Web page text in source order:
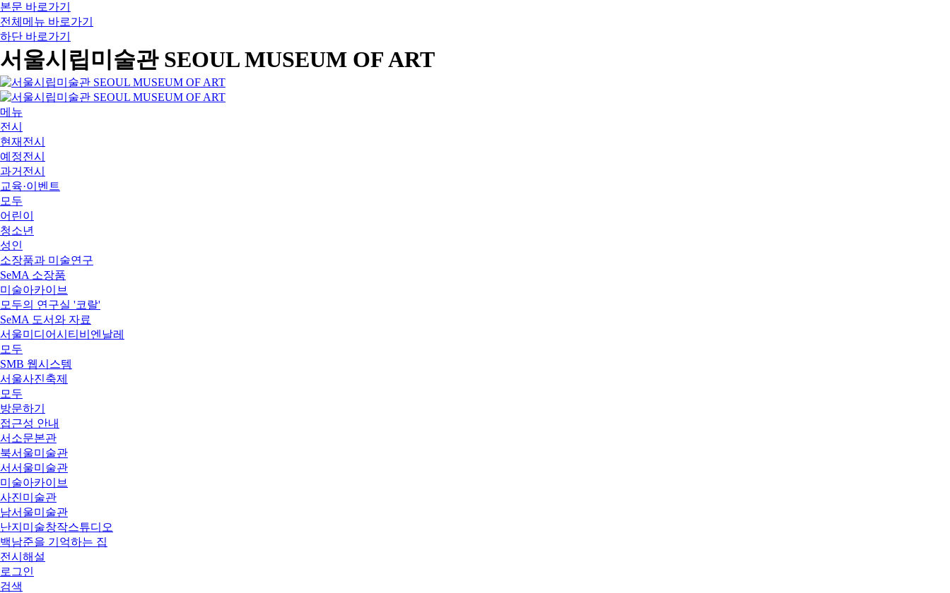
본문 바로가기
전체메뉴 바로가기
하단 바로가기
서울시립미술관 SEOUL MUSEUM OF ART
메뉴
전시
현재전시
예정전시
과거전시
교육·이벤트
모두
어린이
청소년
성인
소장품과 미술연구
SeMA 소장품
미술아카이브
모두의 연구실 '코랄'
SeMA 도서와 자료
서울미디어시티비엔날레
모두
SMB 웹시스템
서울사진축제
모두
방문하기
접근성 안내
서소문본관
북서울미술관
서서울미술관
미술아카이브
사진미술관
남서울미술관
난지미술창작스튜디오
백남준을 기억하는 집
전시해설
로그인
검색